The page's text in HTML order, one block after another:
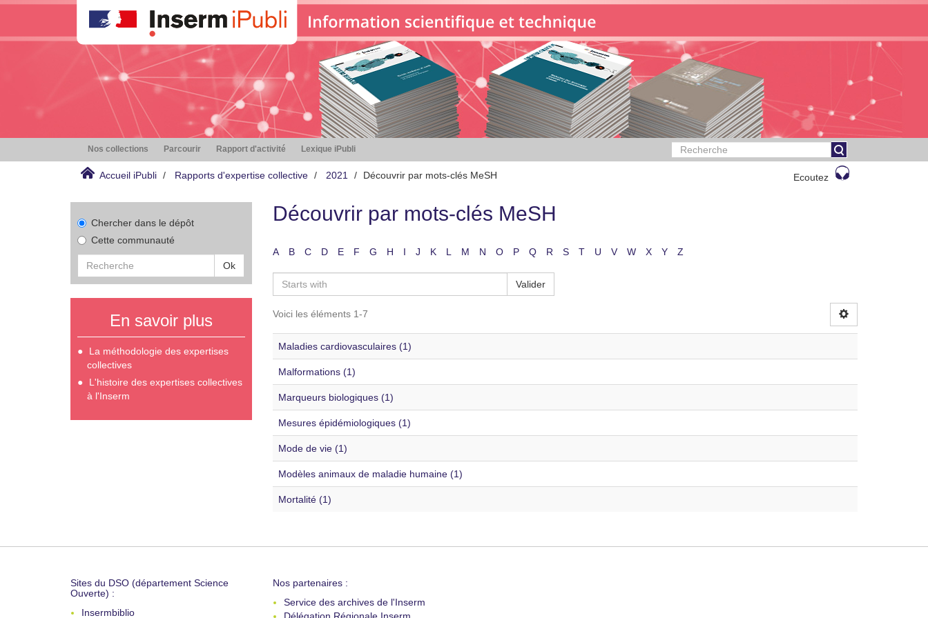
Nos collections Parcourir Rapport d'activité Lexique iPubli
Accueil iPubli Rapports d'expertise collective 2021 Découvrir par mots-clés MeSH Ecoutez
Chercher dans le dépôt
Cette communauté
Ok
En savoir plus
La méthodologie des expertises
collectives
L'histoire des expertises collectives
à l'Inserm
Découvrir par mots-clés MeSH
A B C D E F G H I J K L M N O P Q R S T U V W X Y Z
Valider
Voici les éléments 1-7
Maladies cardiovasculaires (1)
Malformations (1)
Marqueurs biologiques (1)
Mesures épidémiologiques (1)
Mode de vie (1)
Modèles animaux de maladie humaine (1)
Mortalité (1)
Sites du DSO (département Science
Ouverte) :
Insermbiblio
Nos partenaires :
Service des archives de l'Inserm